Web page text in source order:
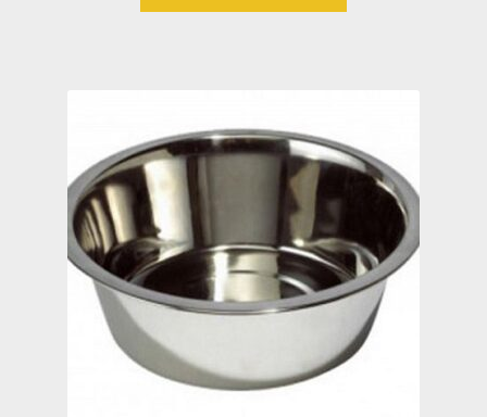
36.00 €. είναι: